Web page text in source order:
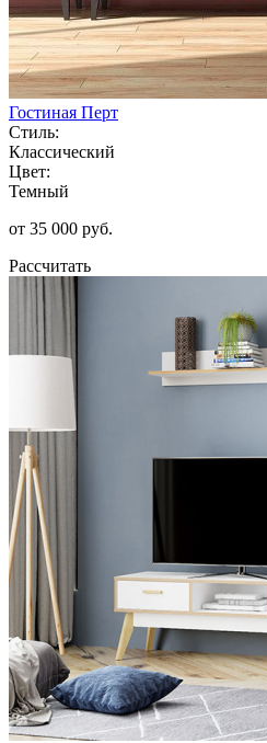
Гостиная Перт
Стиль:
Классический
Цвет:
Темный
от 35 000 руб.
Рассчитать